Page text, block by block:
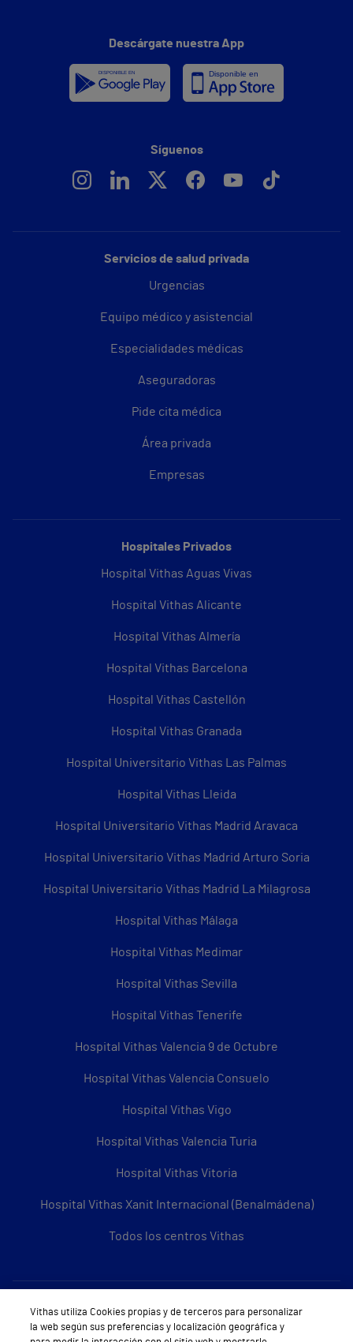
Servicios de salud privada
Urgencias
Equipo médico y asistencial
Especialidades médicas
Aseguradoras
Pide cita médica
Área privada
Empresas
Hospitales Privados
Hospital Vithas Aguas Vivas
Hospital Vithas Alicante
Hospital Vithas Almería
Hospital Vithas Barcelona
Hospital Vithas Castellón
Hospital Vithas Granada
Hospital Universitario Vithas Las Palmas
Hospital Vithas Lleida
Hospital Universitario Vithas Madrid Aravaca
Hospital Universitario Vithas Madrid Arturo Soria
Hospital Universitario Vithas Madrid La Milagrosa
Hospital Vithas Málaga
Hospital Vithas Medimar
Hospital Vithas Sevilla
Hospital Vithas Tenerife
Hospital Vithas Valencia 9 de Octubre
Hospital Vithas Valencia Consuelo
Hospital Vithas Vigo
Hospital Vithas Valencia Turia
Hospital Vithas Vitoria
Hospital Vithas Xanit Internacional (Benalmádena)
Todos los centros Vithas
Sobre Vithas
Quiénes somos
Descárgate nuestra App
Síguenos
Vithas utiliza Cookies propias y de terceros para personalizar
la web según sus preferencias y localización geográfica y